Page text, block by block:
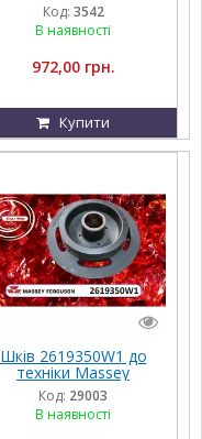
Код: 3542
В наявності
972,00 грн.
Купити
Шків 2619350W1 до
техніки Massey
Ferguson, FENDT,
Challenger, Agco Parts
Код: 29003
В наявності